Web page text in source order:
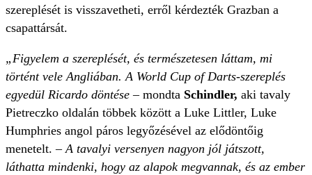
szereplését is visszavetheti, erről kérdezték Grazban a
csapattársát.
„Figyelem a szereplését, és természetesen láttam, mi
történt vele Angliában. A World Cup of Darts-szereplés
egyedül Ricardo döntése – mondta Schindler, aki tavaly
Pietreczko oldalán többek között a Luke Littler, Luke
Humphries angol páros legyőzésével az elődöntőig
menetelt. –A tavalyi versenyen nagyon jól játszott,
láthatta mindenki, hogy az alapok megvannak, és az ember